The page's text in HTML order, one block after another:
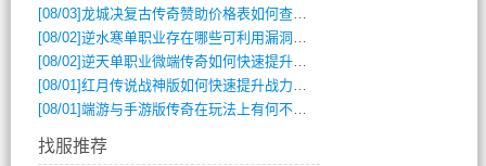
[08/03]龙城决复古传奇赞助价格表如何查询？
[08/02]逆水寒单职业存在哪些可利用漏洞？如何快速提升战力？
[08/02]逆天单职业微端传奇如何快速提升战力？新手必看攻略
[08/01]红月传说战神版如何快速提升战力？新手攻略全解析？
[08/01]端游与手游版传奇在玩法上有何不同？
找服推荐